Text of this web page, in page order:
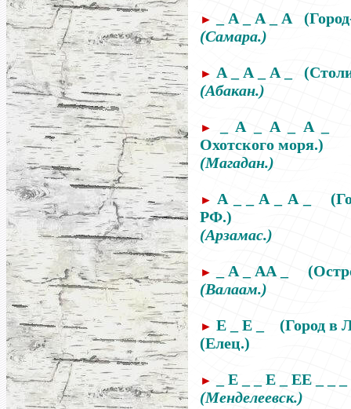
►
_ А _ А _ А
(Самара.)
► А _ А _ А _
(Абакан.)
►
_ А _ А _ А _
Охотского моря.)
(Магадан.)
► А _ _ А _ А _
РФ.)
(Арзамас.)
►
_ А _ АА _
(Валаам.)
► Е _ Е _
(Город в
(Елец.)
►
_ Е _ _ Е _ ЕЕ _ _ _
(Менделеевск.)